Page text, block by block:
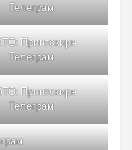
Телеграм
Принтскирн
Телеграм
Принтскирн
Телеграм